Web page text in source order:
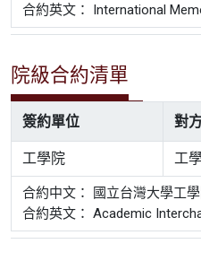
合約英文： International
院級合約清單
簽約單位 對
工學院 工
合約中文： 國立台灣大學工
合約英文： Academic